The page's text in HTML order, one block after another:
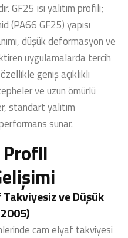
GF25 ısı yalıtım profili;
(PA66 GF25) yapısı
düşük deformasyon ve
uygulamalarda tercih
geniş açıklıklı
ve uzun ömürlü
standart yalıtım
sunar.
Profil
ve Düşük
cam elyaf takviyesi